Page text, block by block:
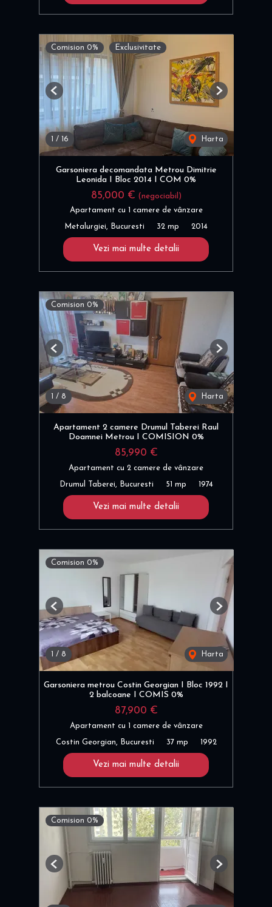
Comision 0% Exclusivitate
1 / 16 Harta
Previous Next
Garsoniera decomandata Metrou Dimitrie
Leonida I Bloc 2014 I COM 0%
85,000 € (negociabil)
Apartament cu 1 camere de vânzare
Metalurgiei, Bucuresti 32 mp 2014
Vezi mai multe detalii
Comision 0%
/ 8 Harta
Previous Next
Apartament 2 camere Drumul Taberei Raul
Doamnei Metrou I COMISION 0%
85,990 €
Apartament cu 2 camere de vânzare
Drumul Taberei, Bucuresti 51 mp 1974
Vezi mai multe detalii
Comision 0%
/ 8 Harta
Previous Next
Garsoniera metrou Costin Georgian I Bloc 1992 I
2 balcoane I COMIS 0%
87,900 €
Apartament cu 1 camere de vânzare
Costin Georgian, Bucuresti 37 mp 1992
Vezi mai multe detalii
Comision 0%
Previous Next